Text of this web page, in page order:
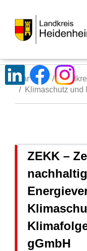
Startseite
Klimaschutz und
ZEKK –
gGmbH